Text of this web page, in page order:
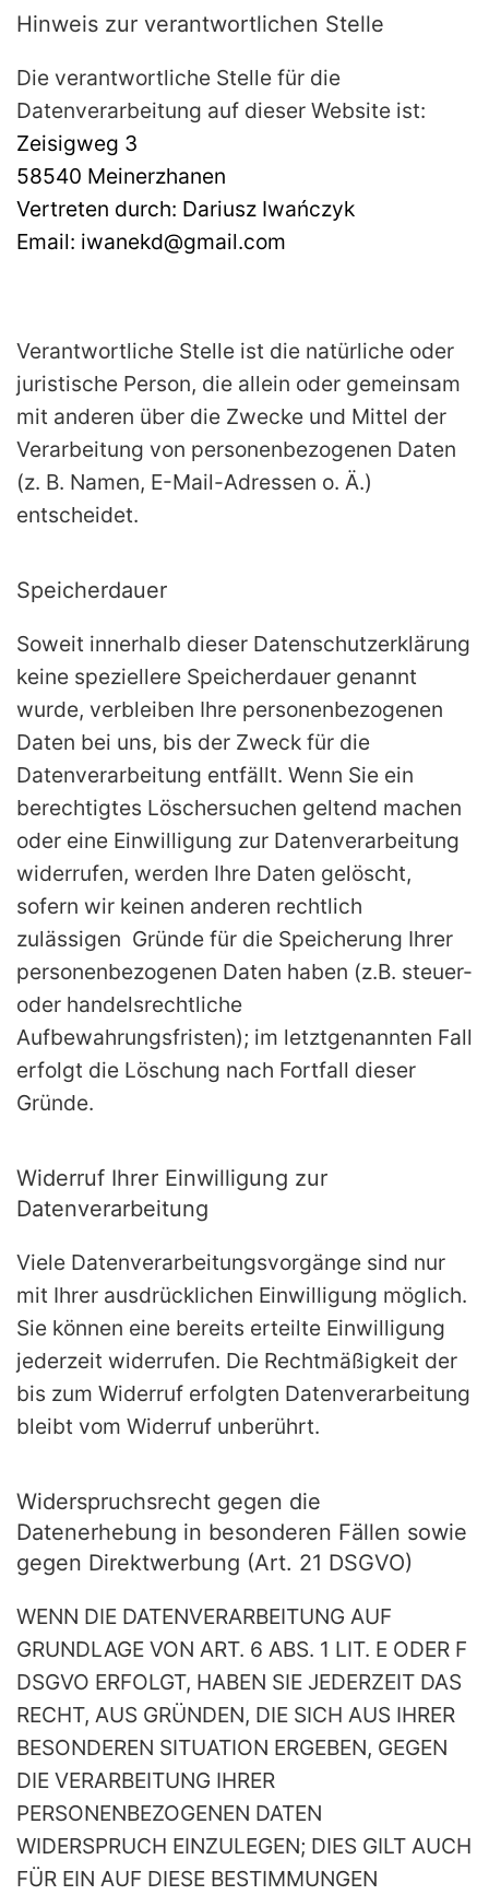
Hinweis zur verantwortlichen Stelle
Die verantwortliche Stelle für die
Datenverarbeitung auf dieser Website ist:
Zeisigweg 3
58540 Meinerzhanen
Vertreten durch: Dariusz Iwańczyk
Email: iwanekd@gmail.com
Verantwortliche Stelle ist die natürliche oder
juristische Person, die allein oder gemeinsam
mit anderen über die Zwecke und Mittel der
Verarbeitung von personenbezogenen Daten
(z. B. Namen, E-Mail-Adressen o. Ä.)
entscheidet.
Speicherdauer
Soweit innerhalb dieser Datenschutzerklärung
keine speziellere Speicherdauer genannt
wurde, verbleiben Ihre personenbezogenen
Daten bei uns, bis der Zweck für die
Datenverarbeitung entfällt. Wenn Sie ein
berechtigtes Löschersuchen geltend machen
oder eine Einwilligung zur Datenverarbeitung
widerrufen, werden Ihre Daten gelöscht,
sofern wir keinen anderen rechtlich
zulässigen Gründe für die Speicherung Ihrer
personenbezogenen Daten haben (z.B. steuer-
oder handelsrechtliche
Aufbewahrungsfristen); im letztgenannten Fall
erfolgt die Löschung nach Fortfall dieser
Gründe.
Widerruf Ihrer Einwilligung zur
Datenverarbeitung
Viele Datenverarbeitungsvorgänge sind nur
mit Ihrer ausdrücklichen Einwilligung möglich.
Sie können eine bereits erteilte Einwilligung
jederzeit widerrufen. Die Rechtmäßigkeit der
bis zum Widerruf erfolgten Datenverarbeitung
bleibt vom Widerruf unberührt.
Widerspruchsrecht gegen die
Datenerhebung in besonderen Fällen sowie
gegen Direktwerbung (Art. 21 DSGVO)
WENN DIE DATENVERARBEITUNG AUF
GRUNDLAGE VON ART. 6 ABS. 1 LIT. E ODER F
DSGVO ERFOLGT, HABEN SIE JEDERZEIT DAS
RECHT, AUS GRÜNDEN, DIE SICH AUS IHRER
BESONDEREN SITUATION ERGEBEN, GEGEN
DIE VERARBEITUNG IHRER
PERSONENBEZOGENEN DATEN
WIDERSPRUCH EINZULEGEN; DIES GILT AUCH
FÜR EIN AUF DIESE BESTIMMUNGEN